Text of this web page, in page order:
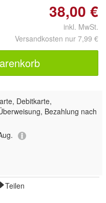
38,00 €
inkl. MwSt.
Versandkosten nur 7,99 €
Debitkarte,
Bezahlung nach
Teilen